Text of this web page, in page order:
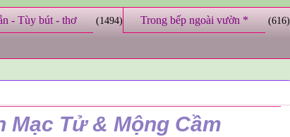
- Tùy bút - thơ (1494) Trong bếp ngoài vườn * (616)
Mạc Tử & Mộng Cầm